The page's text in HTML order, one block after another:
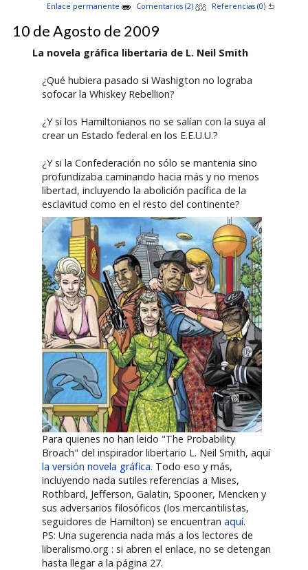
Enlace permanente Comentarios (2) Referencias (0)
10 de Agosto de 2009
La novela gráfica libertaria de L. Neil Smith
¿Qué hubiera pasado si Washigton no lograba
sofocar la Whiskey Rebellion?
¿Y si los Hamiltonianos no se salían con la suya al
crear un Estado federal en los E.E.U.U.?
¿Y si la Confederación no sólo se mantenia sino
profundizaba caminando hacia más y no menos
libertad, incluyendo la abolición pacífica de la
esclavitud como en el resto del continente?
Para quienes no han leido "The Probability
Broach" del inspirador libertario L. Neil Smith, aquí
la versión novela gráfica. Todo eso y más,
incluyendo nada sutiles referencias a Mises,
Rothbard, Jefferson, Galatin, Spooner, Mencken y
sus adversarios filosóficos (los mercantilistas,
seguidores de Hamilton) se encuentranaquí.
PS: Una sugerencia nada más a los lectores de
liberalismo.org : si abren el enlace, no se detengan
hasta llegar a la página 27.